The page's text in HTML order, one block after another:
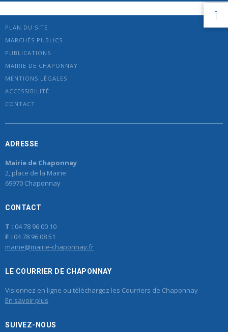
PLAN DU SITE
MARCHÉS PUBLICS
PUBLICATIONS
MAIRIE DE CHAPONNAY
MENTIONS LÉGALES
ACCESSIBILITÉ
CONTACT
ADRESSE
Mairie de Chaponnay
2, place de la Mairie
69970 Chaponnay
CONTACT
T : 04 78 96 00 10
F : 04 78 96 08 51
mairie@mairie-chaponnay.fr
LE COURRIER DE CHAPONNAY
Visionnez en ligne ou téléchargez les Courriers de Chaponnay
En savoir plus
SUIVEZ-NOUS